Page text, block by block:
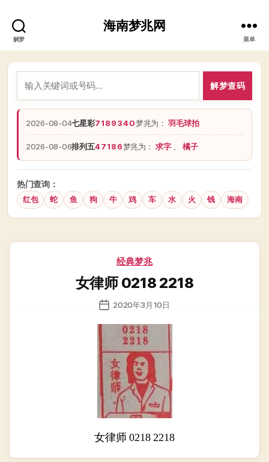
解梦
海南梦兆网
菜单
解梦查码
2026-08-04七星彩7189340梦兆为：羽毛球拍
2026-08-06排列五47186梦兆为：求字 橘子
热门查询：
红包 蛇 鱼 狗 牛 鸡 车 水 火 钱 海南
分
经典梦兆
女律师 0218 2218
发
日
2020年3月10日
女律师 0218 2218